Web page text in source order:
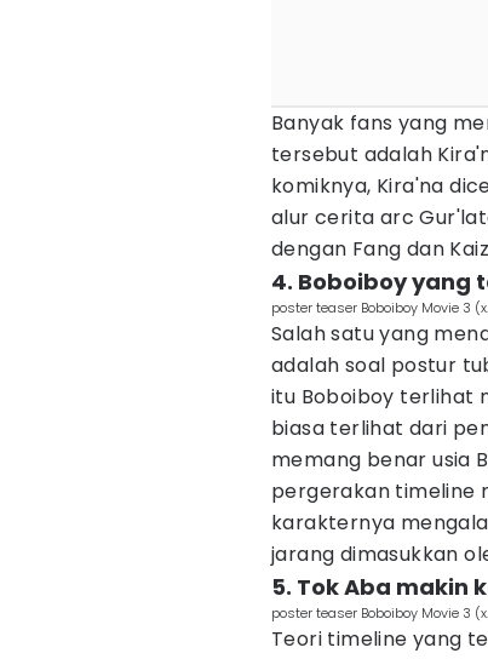
Banyak fans yang
tersebut adalah
komiknya, Kira'na
alur cerita arc
dengan Fang dan
4. Boboiboy yang
poster teaser Boboiboy Movie 3
Salah satu yang
adalah soal postur
itu Boboiboy terlihat
biasa terlihat dari
memang benar usia
pergerakan timeline
karakternya
jarang dimasukkan
5. Tok Aba makin
poster teaser Boboiboy Movie 3
Teori timeline yang